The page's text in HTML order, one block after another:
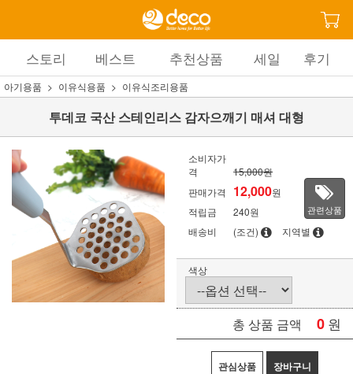
스토리 베스트 추천상품 세일 후기
아기용품 이유식용품 이유식조리용품
투데코 국산 스테인리스 감자으깨기 매셔 대형
소비자가
격
15,000원
판매가격
12,000원
적립금
240원
배송비
(조건) 지역별
관련상품
색상
총 상품 금액 0 원
관심상품 장바구니